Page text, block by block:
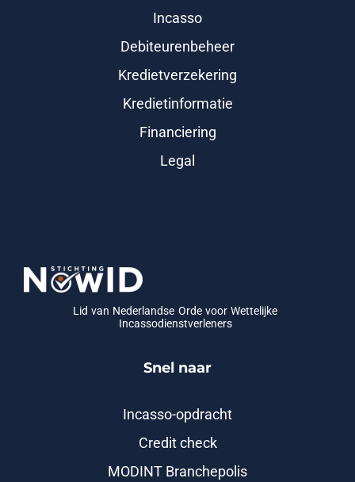
Incasso
Debiteurenbeheer
Kredietverzekering
Kredietinformatie
Financiering
Legal
Lid van Nederlandse Orde voor Wettelijke
Incassodienstverleners
Snel naar
Incasso-opdracht
Credit check
MODINT Branchepolis